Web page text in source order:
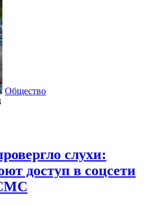
Общество
слухи:
доступ в соцсети
СМС